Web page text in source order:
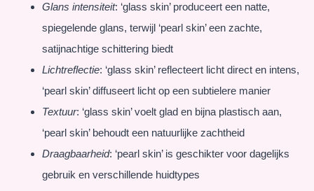
Glans intensiteit: ‘glass skin’ produceert een natte,
spiegelende glans, terwijl ‘pearl skin’ een zachte,
satijnachtige schittering biedt
Lichtreflectie: ‘glass skin’ reflecteert licht direct en intens,
‘pearl skin’ diffuseert licht op een subtielere manier
Textuur: ‘glass skin’ voelt glad en bijna plastisch aan,
‘pearl skin’ behoudt een natuurlijke zachtheid
Draagbaarheid: ‘pearl skin’ is geschikter voor dagelijks
gebruik en verschillende huidtypes